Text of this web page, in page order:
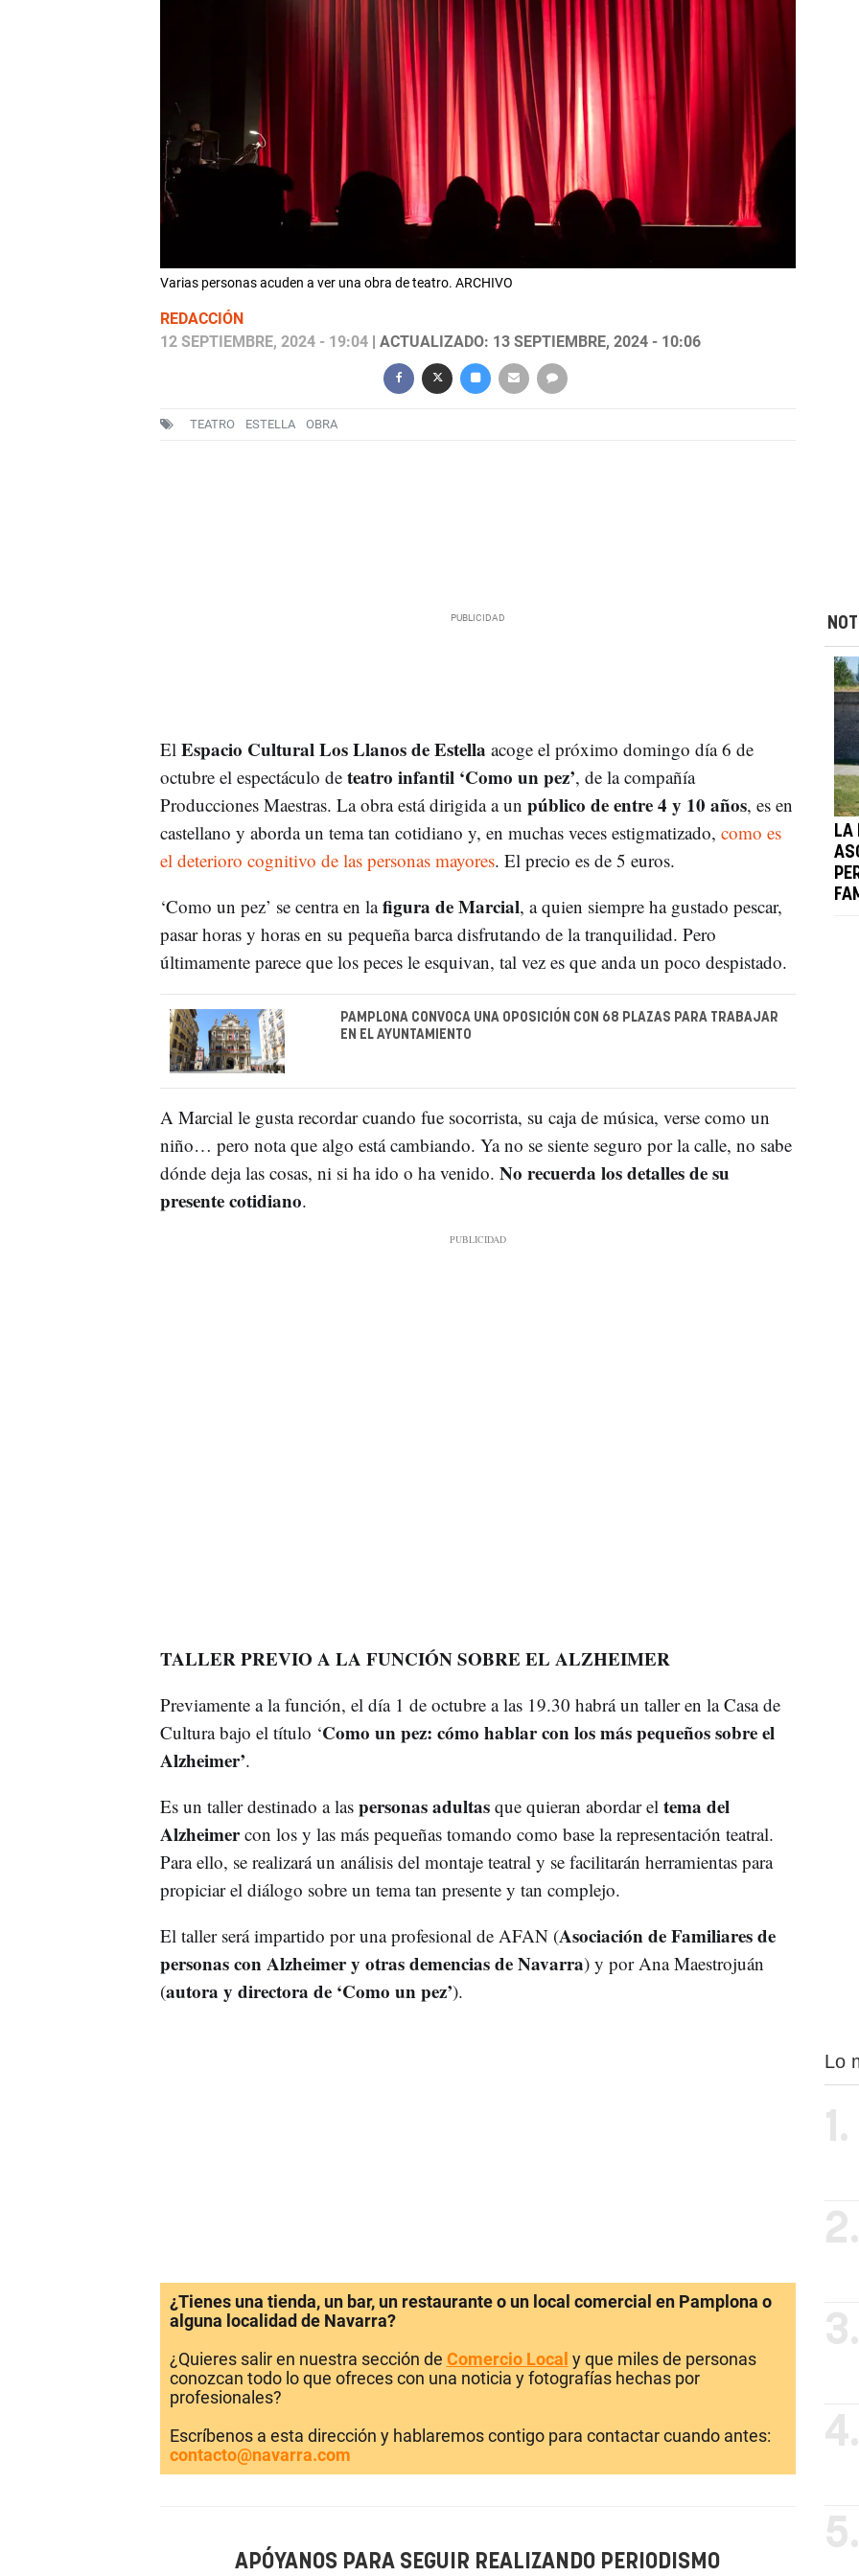
Varias personas acuden a ver una obra de teatro. ARCHIVO
REDACCIÓN
12 SEPTIEMBRE, 2024 - 19:04| ACTUALIZADO: 13 SEPTIEMBRE, 2024 - 10:06
TEATRO ESTELLA OBRA
El Espacio Cultural Los Llanos de Estella acoge el próximo domingo día 6 de
octubre el espectáculo de teatro infantil ‘Como un pez’, de la compañía
Producciones Maestras. La obra está dirigida a un público de entre 4 y 10 años, es en
castellano y aborda un tema tan cotidiano y, en muchas veces estigmatizado, como es
el deterioro cognitivo de las personas mayores. El precio es de 5 euros.
‘Como un pez’ se centra en lafigura de Marcial, a quien siempre ha gustado pescar,
pasar horas y horas en su pequeña barca disfrutando de la tranquilidad. Pero
últimamente parece que los peces le esquivan, tal vez es que anda un poco despistado.
PAMPLONA CONVOCA UNA OPOSICIÓN CON 68 PLAZAS PARA TRABAJAR
EN EL AYUNTAMIENTO
A Marcial le gusta recordar cuando fue socorrista, su caja de música, verse como un
niño… pero nota que algo está cambiando. Ya no se siente seguro por la calle, no sabe
dónde deja las cosas, ni si ha ido o ha venido. No recuerda los detalles de su
presente cotidiano.
TALLER PREVIO A LA FUNCIÓN SOBRE EL ALZHEIMER
Previamente a la función, el día 1 de octubre a las 19.30 habrá un taller en la Casa de
Cultura bajo el título ‘Como un pez: cómo hablar con los más pequeños sobre el
Alzheimer’.
Es un taller destinado a las personas adultasque quieran abordar el tema del
Alzheimercon los y las más pequeñas tomando como base la representación teatral.
Para ello, se realizará un análisis del montaje teatral y se facilitarán herramientas para
propiciar el diálogo sobre un tema tan presente y tan complejo.
El taller será impartido por una profesional de AFAN (Asociación de Familiares de
personas con Alzheimer y otras demencias de Navarra) y por Ana Maestrojuán
(autora y directora de ‘Como un pez’).
LA
¿Tienes una tienda, un bar, un restaurante o un local comercial en Pamplona o
alguna localidad de Navarra?
¿Quieres salir en nuestra sección de Comercio Local y que miles de personas
conozcan todo lo que ofreces con una noticia y fotografías hechas por
profesionales?
Escríbenos a esta dirección y hablaremos contigo para contactar cuando antes:
contacto@navarra.com
APÓYANOS PARA SEGUIR REALIZANDO PERIODISMO
Lo
1.
2.
3.
4.
5.